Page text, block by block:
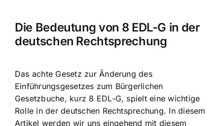
Die Bedeutung von 8 EDL-G in der
deutschen Rechtsprechung
Das achte Gesetz zur Änderung des
Einführungsgesetzes zum Bürgerlichen
Gesetzbuche, kurz 8 EDL-G, spielt einewichtige
Rolle in der deutschen Rechtsprechung. In diesem
Artikel werden wir uns eingehend mit diesem